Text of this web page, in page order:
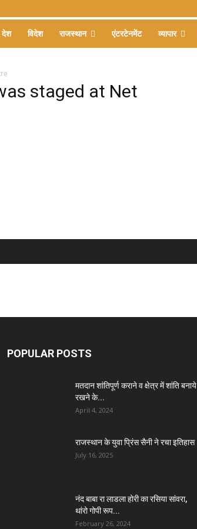
देश विदेश राजस्थान एंटरटेनमेंट व्यापार
staged at Net
POPULAR POSTS
मतदान शांतिपूर्ण कराने व क्षेत्र में शांति बनाये
रखने के...
April 4, 2024
राजस्थान के युवा प्रिंस सैनी ने रचा इतिहास
July 16, 2025
नंद बाबा रा लाडला होरी का रसिया सांवरा,
थांरो गोपी रूप...
February 26, 2024